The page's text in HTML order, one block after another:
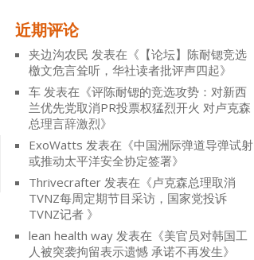
近期评论
夹边沟农民 发表在《 【论坛】陈耐锶竞选
檄文危言耸听，华社读者批评声四起》
车 发表在《评陈耐锶的竞选攻势：对新西
兰优先党取消PR投票权猛烈开火 对卢克森
总理言辞激烈》
ExoWatts 发表在《中国洲际弹道导弹试射
或推动太平洋安全协定签署》
Thrivecrafter 发表在《卢克森总理取消
TVNZ每周定期节目采访，国家党投诉
TVNZ记者 》
lean health way 发表在《美官员对韩国工
人被突袭拘留表示遗憾 承诺不再发生》